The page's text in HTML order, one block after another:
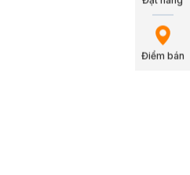
Điểm bán